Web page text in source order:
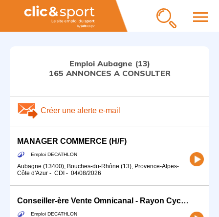
menu
Emploi Aubagne (13)
165 ANNONCES A CONSULTER
Créer une alerte e-mail
MANAGER COMMERCE (H/F)
Emploi DECATHLON
Aubagne (13400), Bouches-du-Rhône (13), Provence-Alpes-
Côte d'Azur - CDI - 04/08/2026
Conseiller-ère Vente Omnicanal - Rayon Cycle (H/F)
Emploi DECATHLON